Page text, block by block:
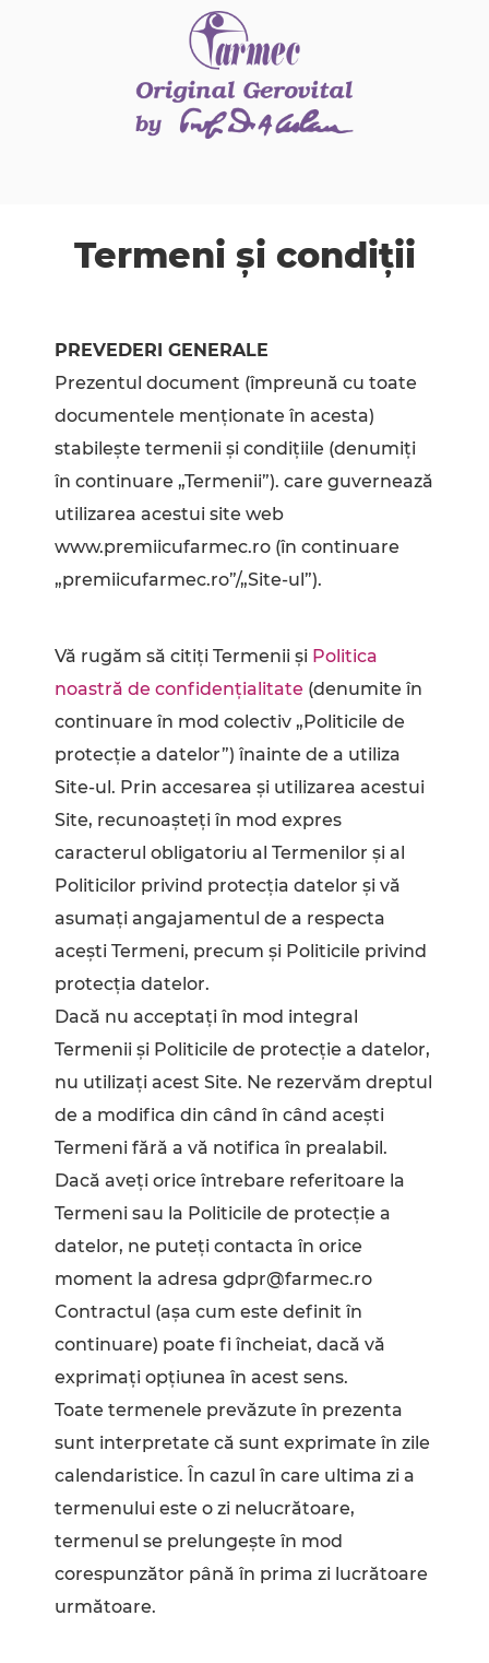
Termeni și condiții
PREVEDERI GENERALE
Prezentul document (împreună cu toate
documentele menţionate în acesta)
stabileşte termenii şi condiţiile (denumiţi
în continuare „Termenii”). care guvernează
utilizarea acestui site web
www.premiicufarmec.ro (în continuare
„premiicufarmec.ro”/„Site-ul”).
Vă rugăm să citiţi Termenii şi Politica
noastră de confidenţialitate (denumite în
continuare în mod colectiv „Politicile de
protecţie a datelor”) înainte de a utiliza
Site-ul. Prin accesarea și utilizarea acestui
Site, recunoașteți în mod expres
caracterul obligatoriu al Termenilor şi al
Politicilor privind protecţia datelor și vă
asumați angajamentul de a respecta
acești Termeni, precum și Politicile privind
protecția datelor.
Dacă nu acceptați în mod integral
Termenii și Politicile de protecţie a datelor,
nu utilizaţi acest Site. Ne rezervăm dreptul
de a modifica din când în când aceşti
Termeni fără a vă notifica în prealabil.
Dacă aveţi orice întrebare referitoare la
Termeni sau la Politicile de protecţie a
datelor, ne puteţi contacta în orice
moment la adresa gdpr@farmec.ro
Contractul (aşa cum este definit în
continuare) poate fi încheiat, dacă vă
exprimaţi opţiunea în acest sens.
Toate termenele prevăzute în prezenta
sunt interpretate că sunt exprimate în zile
calendaristice. În cazul în care ultima zi a
termenului este o zi nelucrătoare,
termenul se prelungește în mod
corespunzător până în prima zi lucrătoare
următoare.